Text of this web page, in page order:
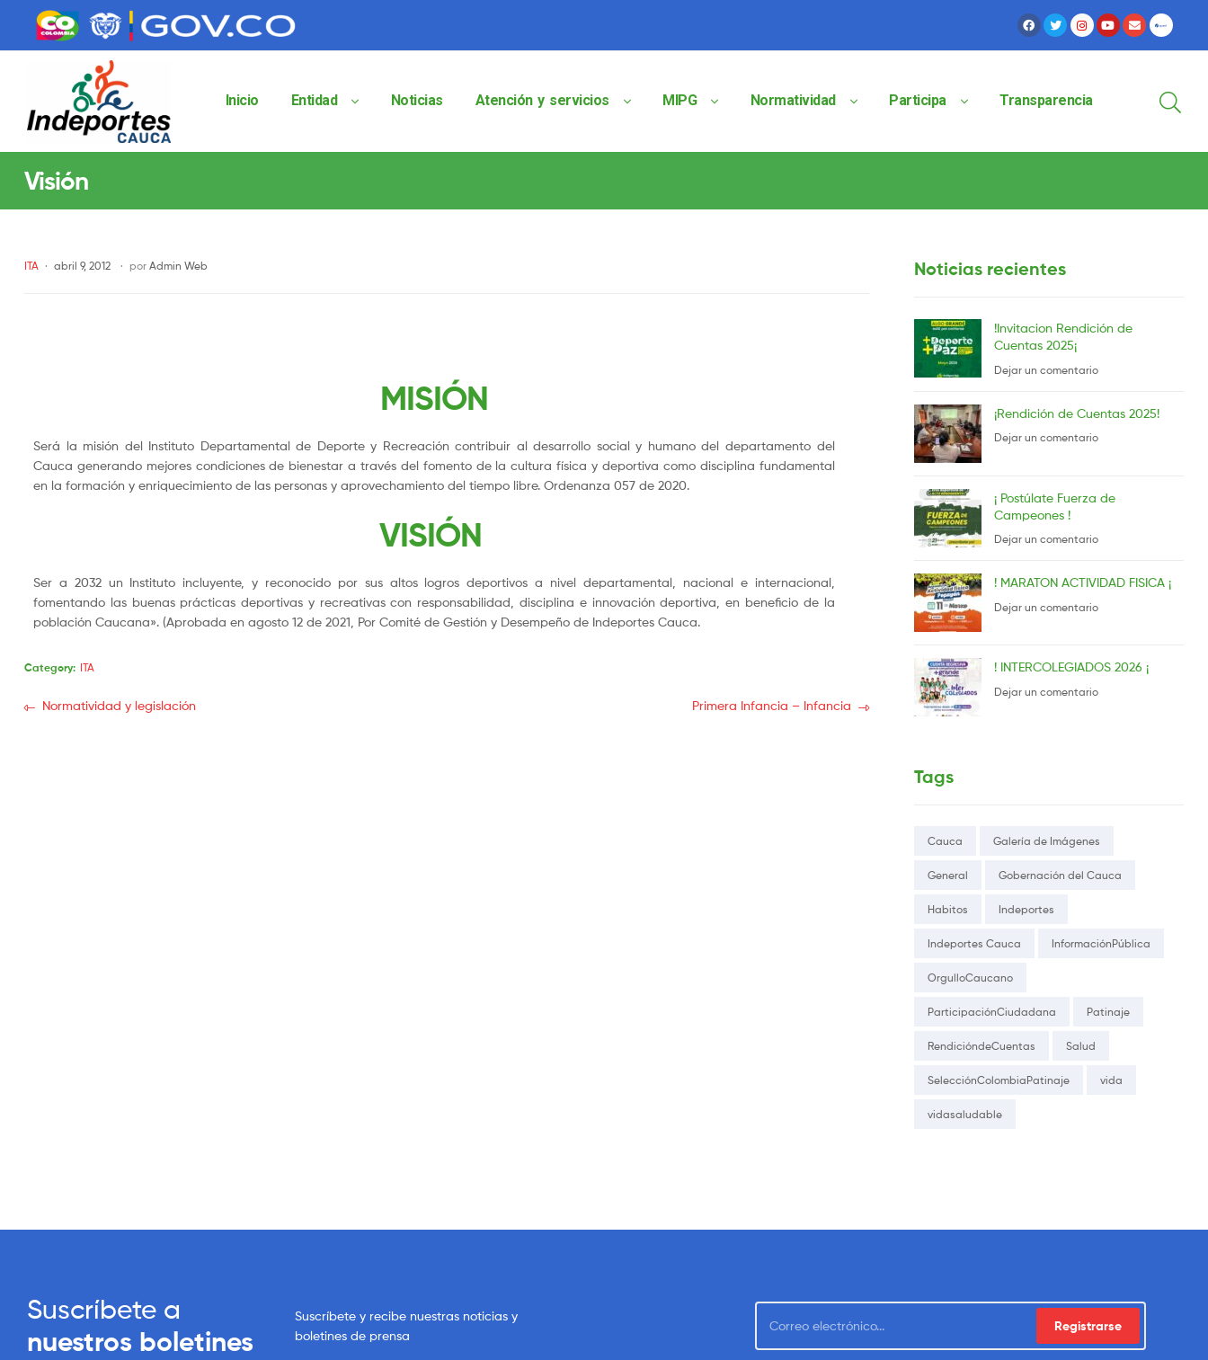
contenido
contenido
Indeportes
Cauca
de
Inicio Entidad Noticias Atención y servicios MIPG Normatividad Participa Transparencia
Visión
ITA abril 9, 2012 por Admin Web
MISIÓN
Será la misión del Instituto Departamental de Deporte y Recreación contribuir al desarrollo social y humano del departamento del
Cauca generando mejores condiciones de bienestar a través del fomento de la cultura física y deportiva como disciplina fundamental
en la formación y enriquecimiento de las personas y aprovechamiento del tiempo libre. Ordenanza 057 de 2020.
VISIÓN
Ser a 2032 un Instituto incluyente, y reconocido por sus altos logros deportivos a nivel departamental, nacional e internacional,
fomentando las buenas prácticas deportivas y recreativas con responsabilidad, disciplina e innovación deportiva, en beneficio de la
población Caucana». (Aprobada en agosto 12 de 2021, Por Comité de Gestión y Desempeño de Indeportes Cauca.
Category: ITA
Normatividad y legislación Primera Infancia – Infancia
Noticias recientes
!Invitacion Rendición de
Cuentas 2025¡
Dejar un comentario
¡Rendición de Cuentas 2025!
Dejar un comentario
¡ Postúlate Fuerza de
Campeones !
Dejar un comentario
! MARATON ACTIVIDAD FISICA ¡
Dejar un comentario
! INTERCOLEGIADOS 2026 ¡
Dejar un comentario
Tags
Cauca Galería de Imágenes
General Gobernación del Cauca
Habitos Indeportes
Indeportes Cauca InformaciónPública
OrgulloCaucano
ParticipaciónCiudadana Patinaje
RendicióndeCuentas Salud
SelecciónColombiaPatinaje vida
vidasaludable
Suscríbete a
nuestros boletines
Suscríbete y recibe nuestras noticias y
boletines de prensa
Registrarse